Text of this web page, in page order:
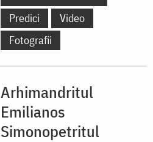
Predici
Video
Fotografii
Arhimandritul
Emilianos
Simonopetritul